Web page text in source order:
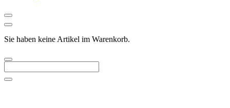
Sie haben keine Artikel im Warenkorb.